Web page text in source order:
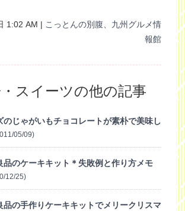
1:02 AM | こっとんの別腹、九州グルメ情
報館
スイーツの他の記事
のじゃがいもチョコレートが素朴で美味し
05/09)
品のケーキキット＊失敗例と作り方メモ
12/25)
品の手作りケーキキットでメリークリスマ